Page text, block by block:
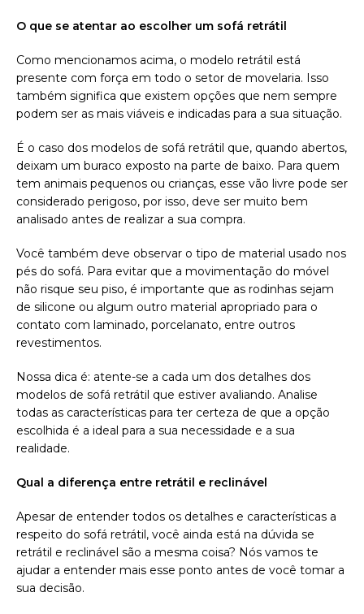
O que se atentar ao escolher um sofá retrátil
Como mencionamos acima, o modelo retrátil está
presente com força em todo o setor de movelaria. Isso
também significa que existem opções que nem sempre
podem ser as mais viáveis e indicadas para a sua situação.
É o caso dos modelos de sofá retrátil que, quando abertos,
deixam um buraco exposto na parte de baixo. Para quem
tem animais pequenos ou crianças, esse vão livre pode ser
considerado perigoso, por isso, deve ser muito bem
analisado antes de realizar a sua compra.
Você também deve observar o tipo de material usado nos
pés do sofá. Para evitar que a movimentação do móvel
não risque seu piso, é importante que as rodinhas sejam
de silicone ou algum outro material apropriado para o
contato com laminado, porcelanato, entre outros
revestimentos.
Nossa dica é: atente-se a cada um dos detalhes dos
modelos de sofá retrátil que estiver avaliando. Analise
todas as características para ter certeza de que a opção
escolhida é a ideal para a sua necessidade e a sua
realidade.
Qual a diferença entre retrátil e reclinável
Apesar de entender todos os detalhes e características a
respeito do sofá retrátil, você ainda está na dúvida se
retrátil e reclinável são a mesma coisa? Nós vamos te
ajudar a entender mais esse ponto antes de você tomar a
sua decisão.